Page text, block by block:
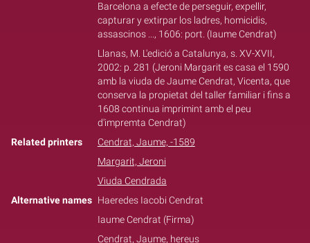
Barcelona a efecte de perseguir, expellir,
capturar y extirpar los ladres, homicidis,
assascinos ..., 1606: port. (Iaume Cendrat)
Llanas, M. L'edició a Catalunya, s. XV-XVII,
2002: p. 281 (Jeroni Margarit es casa el 1590
amb la viuda de Jaume Cendrat, Vicenta, que
conserva la propietat del taller familiar i fins a
1608 continua imprimint amb el peu
d'impremta Cendrat)
Related printers
Cendrat, Jaume, -1589
Margarit, Jeroni
Viuda Cendrada
Alternative names Haeredes Iacobi Cendrat
Iaume Cendrat (Firma)
Cendrat, Jaume, hereus